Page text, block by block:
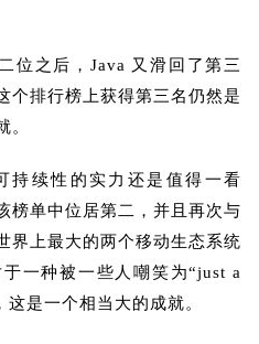
位之后，Java 又滑回了第三
个排行榜上获得第三名仍然是
。
持续性的实力还是值得一看
榜单中位居第二，并且再次与
界上最大的两个移动生态系统
一种被一些人嘲笑为“just a
是一个相当大的成就。